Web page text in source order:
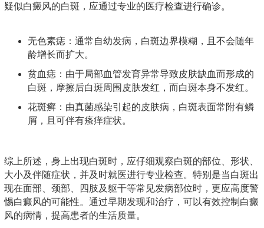
疑似白癜风的白斑，应通过专业的医疗检查进行确诊。
无色素痣：通常自幼发病，白斑边界模糊，且不会随年
龄增长而扩大。
贫血痣：由于局部血管发育异常导致皮肤缺血而形成的
白斑，摩擦后白斑周围皮肤发红，而白斑本身不发红。
花斑癣：由真菌感染引起的皮肤病，白斑表面常附有鳞
屑，且可伴有瘙痒症状。
综上所述，身上出现白斑时，应仔细观察白斑的部位、形状、
大小及伴随症状，并及时就医进行专业检查。特别是当白斑出
现在面部、颈部、四肢及躯干等常见发病部位时，更应高度警
惕白癜风的可能性。通过早期发现和治疗，可以有效控制白癜
风的病情，提高患者的生活质量。